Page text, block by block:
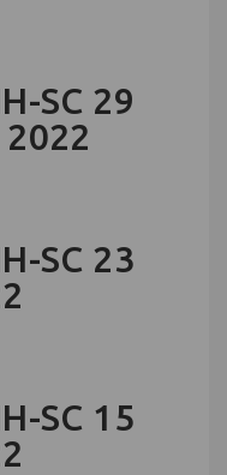
SC 29
SC 23
SC 15